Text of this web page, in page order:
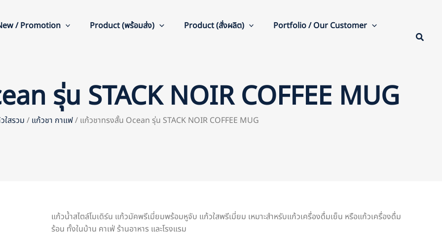
/ Promotion Product (พร้อมส่ง) Product (สั่งผลิต) Portfolio / Our Customer
รุ่น STACK NOIR COFFEE MUG
ใสรวม / แก้วชา กาแฟ/ แก้วชาทรงสั้น Ocean รุ่น STACK NOIR COFFEE MUG
แก้วน้ำสไตล์โมเดิร์น แก้วมัคพรีเมี่ยมพร้อมหูจับ แก้วใสพรีเมี่ยม เหมาะสำหรับแก้วเครื่องดื่มเย็น หรือแก้วเครื่องดื่ม
ร้อน ทั้งในบ้าน คาเฟ่ ร้านอาหาร และโรงแรม